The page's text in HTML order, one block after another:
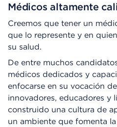
Médicos altamente
Creemos que tener un
que lo represente y en
su salud.
De entre muchos
médicos dedicados y
enfocarse en su vocación
innovadores, educadores y
construido una cultura de
un ambiente que fomenta